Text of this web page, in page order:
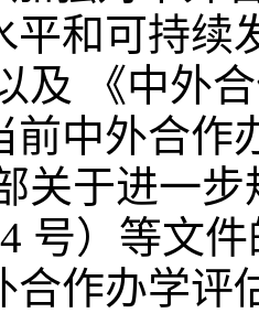
平和可持续
及 《中外
前中外合作
关于进一
号）等文
合作办学评